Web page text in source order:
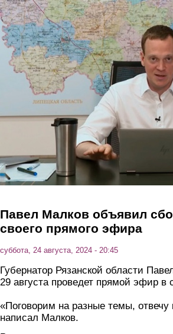
Перейти к основному содержанию
Павел Малков объявил
своего прямого эфира
суббота, 24 августа, 2024 - 20:45
Губернатор Рязанской области
29 августа проведет прямой эфир в
«Поговорим на разные темы,
написал Малков.